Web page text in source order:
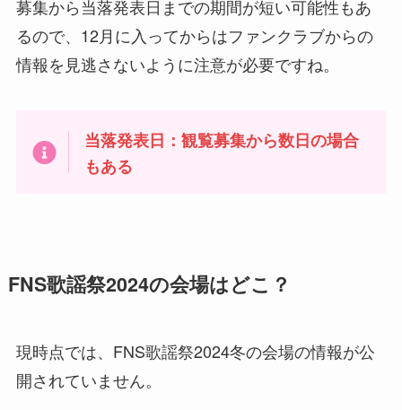
募集から当落発表日までの期間が短い可能性もあ
るので、12月に入ってからはファンクラブからの
情報を見逃さないように注意が必要ですね。
当落発表日：観覧募集から数日の場合
もある
FNS歌謡祭2024の会場はどこ？
現時点では、FNS歌謡祭2024冬の会場の情報が公
開されていません。